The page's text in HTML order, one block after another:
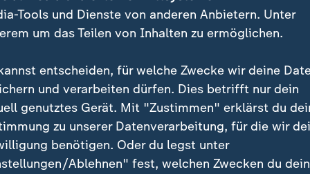
statt Theater
1:49
unter Druck
Video 1:33
Tools und Dienste von anderen Anbietern. Unter
um das Teilen von Inhalten zu ermöglichen.
entscheiden, für welche Zwecke wir deine
und verarbeiten dürfen. Dies betrifft nur dein
genutztes Gerät. Mit "Zustimmen" erklärst du
zu unserer Datenverarbeitung, für die wir
benötigen. Oder du legst unter
Ablehnen" fest, welchen Zwecken du